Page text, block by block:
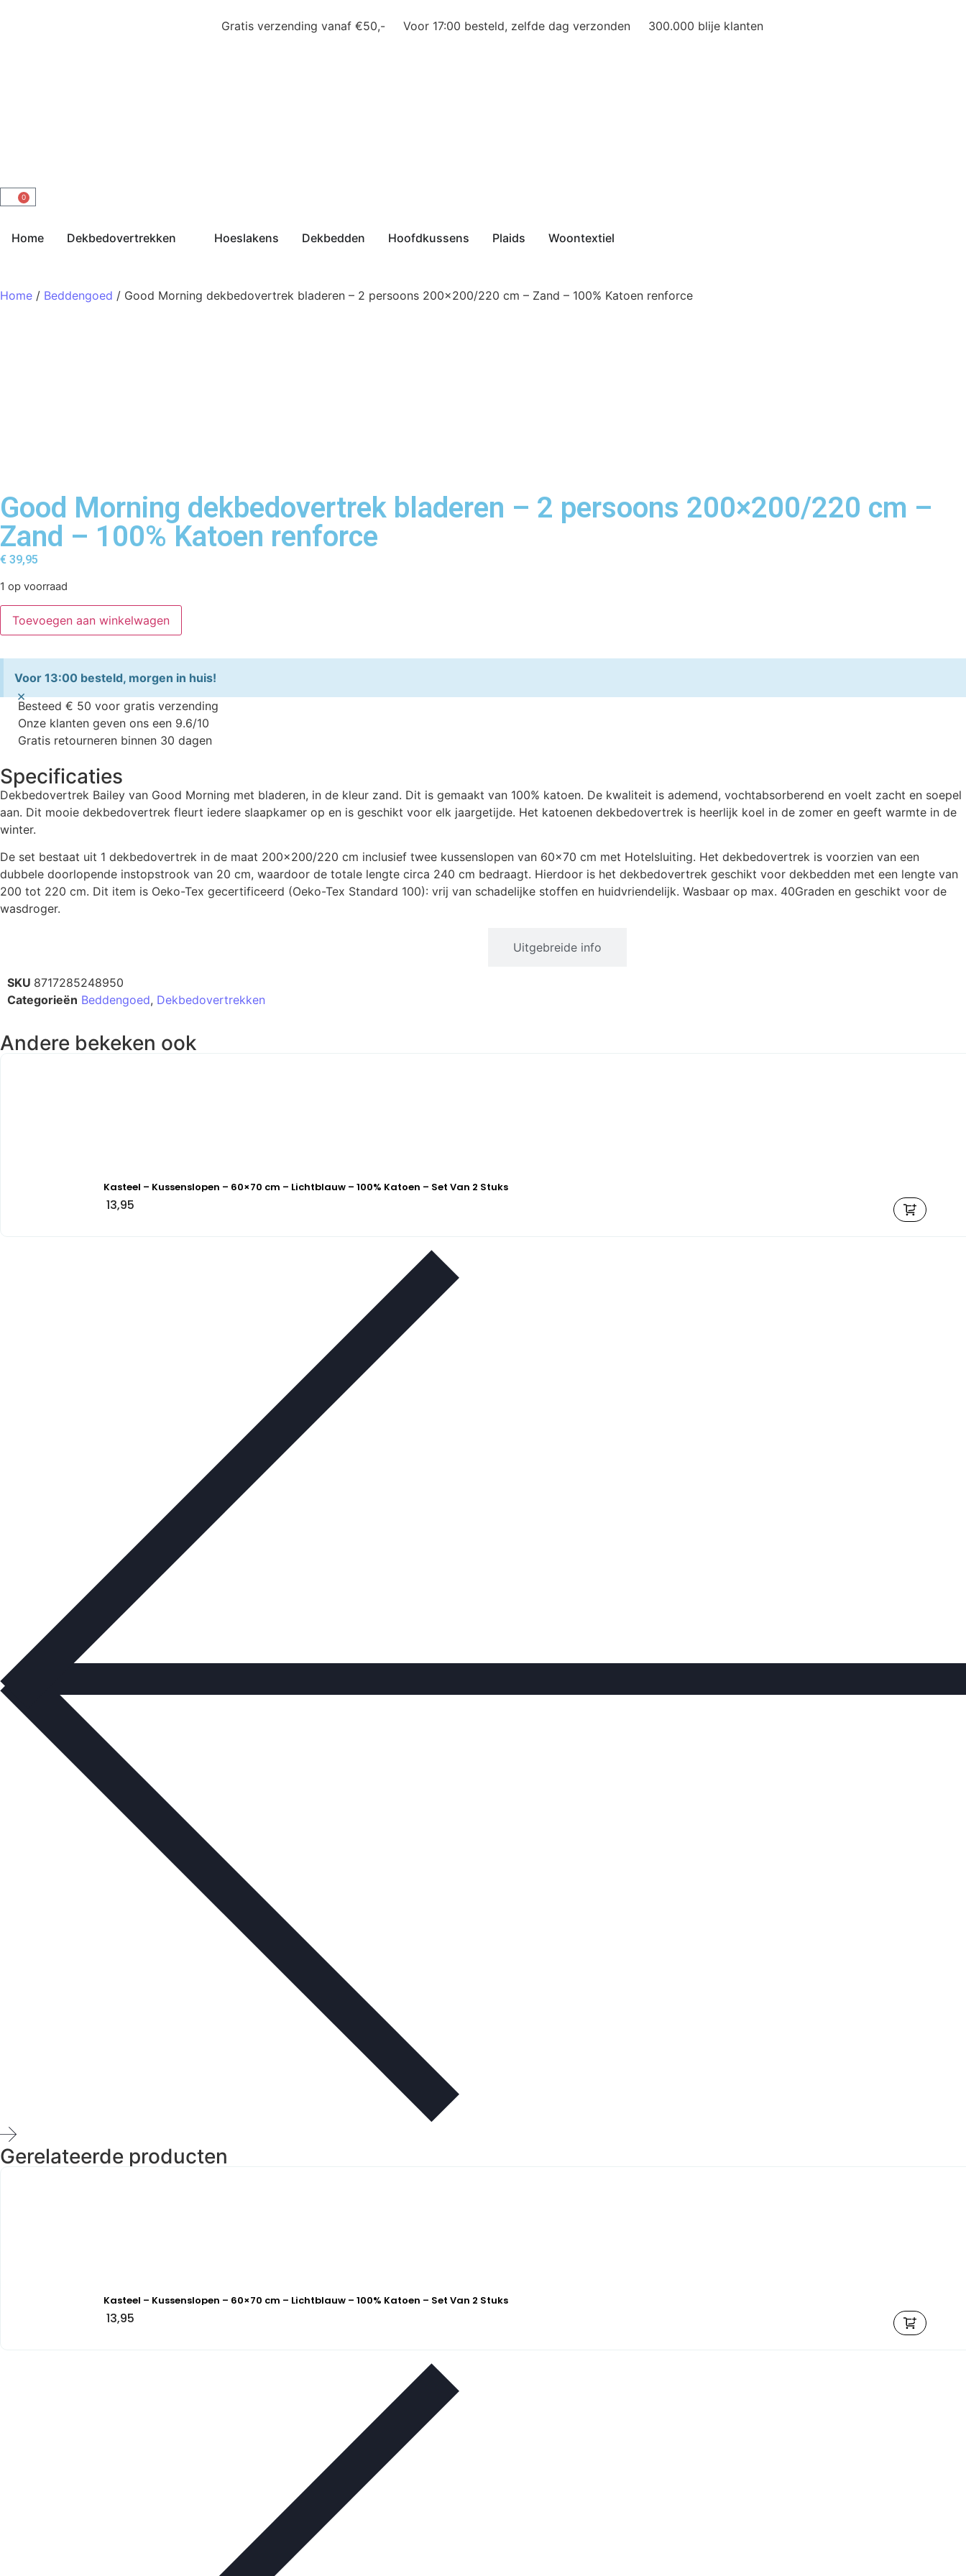
Gratis verzending vanaf €50,- Voor 17:00 besteld, zelfde dag verzonden 300.000 blije klanten
0
Home Dekbedovertrekken Hoeslakens Dekbedden Hoofdkussens Plaids Woontextiel
Home / Beddengoed / Good Morning dekbedovertrek bladeren – 2 persoons 200×200/220 cm – Zand – 100% Katoen renforce
Good Morning dekbedovertrek bladeren – 2 persoons 200×200/220 cm –
Zand – 100% Katoen renforce
€ 39,95
1 op voorraad
Toevoegen aan winkelwagen
Voor 13:00 besteld, morgen in huis!
×
Besteed € 50 voor gratis verzending
Onze klanten geven ons een 9.6/10
Gratis retourneren binnen 30 dagen
Specificaties
Dekbedovertrek Bailey van Good Morning met bladeren, in de kleur zand. Dit is gemaakt van 100% katoen. De kwaliteit is ademend, vochtabsorberend en voelt zacht en soepel
aan. Dit mooie dekbedovertrek fleurt iedere slaapkamer op en is geschikt voor elk jaargetijde. Het katoenen dekbedovertrek is heerlijk koel in de zomer en geeft warmte in de
winter.
De set bestaat uit 1 dekbedovertrek in de maat 200×200/220 cm inclusief twee kussenslopen van 60×70 cm met Hotelsluiting. Het dekbedovertrek is voorzien van een
dubbele doorlopende instopstrook van 20 cm, waardoor de totale lengte circa 240 cm bedraagt. Hierdoor is het dekbedovertrek geschikt voor dekbedden met een lengte van
200 tot 220 cm. Dit item is Oeko-Tex gecertificeerd (Oeko-Tex Standard 100): vrij van schadelijke stoffen en huidvriendelijk. Wasbaar op max. 40Graden en geschikt voor de
wasdroger.
Uitgebreide info
SKU 8717285248950
Categorieën Beddengoed, Dekbedovertrekken
Andere bekeken ook
Kasteel – Kussenslopen – 60×70 cm – Lichtblauw – 100% Katoen – Set Van 2 Stuks
13,95
Gerelateerde producten
Kasteel – Kussenslopen – 60×70 cm – Lichtblauw – 100% Katoen – Set Van 2 Stuks
13,95